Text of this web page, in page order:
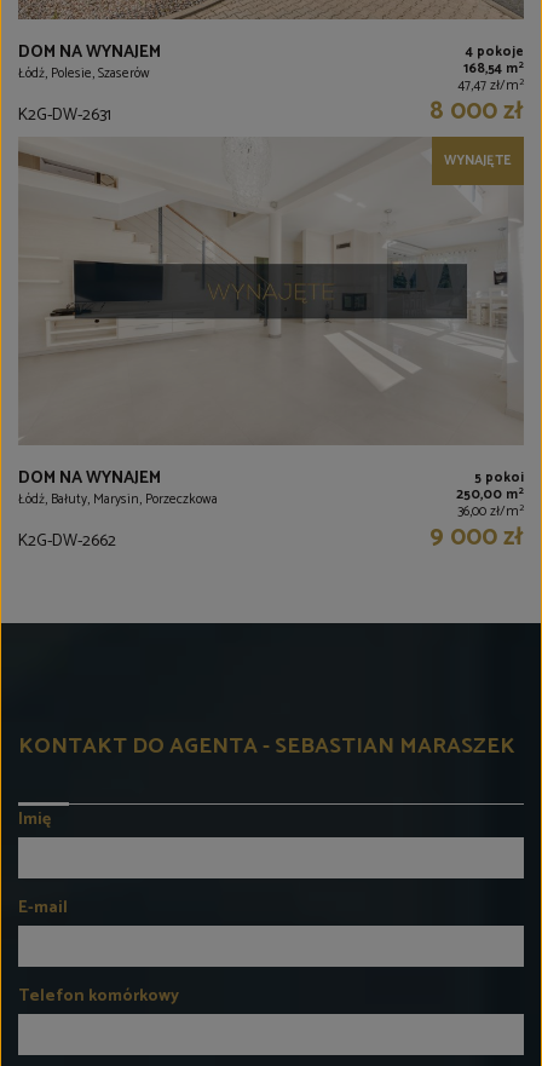
DOM NA WYNAJEM
Łódź, Polesie, Szaserów
4 pokoje
168,54 m2
47,47 zł/m2
K2G-DW-2631 8 000 zł
WYNAJĘTE
DOM NA WYNAJEM
Łódź, Bałuty, Marysin, Porzeczkowa
5 pokoi
250,00 m2
36,00 zł/m2
K2G-DW-2662 9 000 zł
KONTAKT DO AGENTA - SEBASTIAN MARASZEK
Imię
E-mail
Telefon komórkowy